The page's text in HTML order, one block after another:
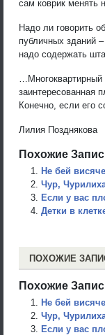
сам коврик менять
Надо ли говорить
публичных зданий
надо содержать
заинтересованная
Конечно, если его
Лилия Позднякова
Похожие
Не бей
Чур,
Если у вас
Детки в
ПОХОЖИЕ
Похожие
Не бей
Чур,
Если у вас